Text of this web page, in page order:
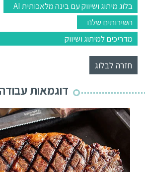
בלוג מיתוג ושיווק עם בינה מלאכותית AI
השירותים שלנו
מדריכים למיתוג ושיווק
חזרה לבלוג
דוגמאות עבודה